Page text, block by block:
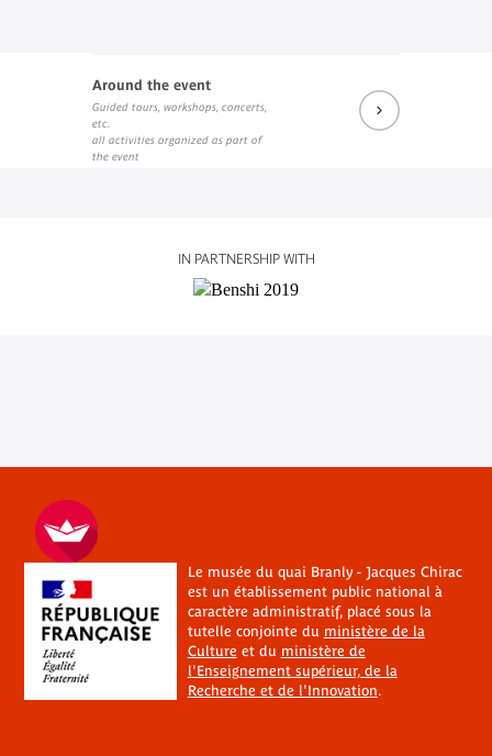
Around the event
Guided tours, workshops, concerts,
etc.
all activities organized as part of
the event
IN PARTNERSHIP WITH
Le musée du quai Branly - Jacques Chirac
est un établissement public national à
caractère administratif, placé sous la
tutelle conjointe du ministère de la
Cultureet du ministère de
l'Enseignement supérieur, de la
Recherche et de l'Innovation.